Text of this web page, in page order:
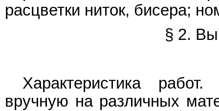
расцветки ниток, бисера;
§ 2.
Характеристика
вручную на различных